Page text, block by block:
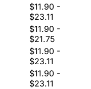
$11.90 -
$23.11
$11.90 -
$21.75
$11.90 -
$23.11
$11.90 -
$23.11